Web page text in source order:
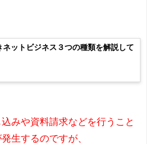
ネットビジネス３つの種類を解説して
みや資料請求などを行うこと
生するのですが、